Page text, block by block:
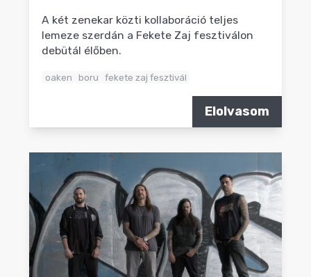
A két zenekar közti kollaboráció teljes
lemeze szerdán a Fekete Zaj fesztiválon
debütál élőben.
oaken boru fekete zaj fesztivál
Elolvasom